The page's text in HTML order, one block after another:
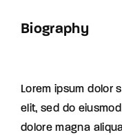
Biography
Lorem ipsum dolor
elit, sed do
dolore magna